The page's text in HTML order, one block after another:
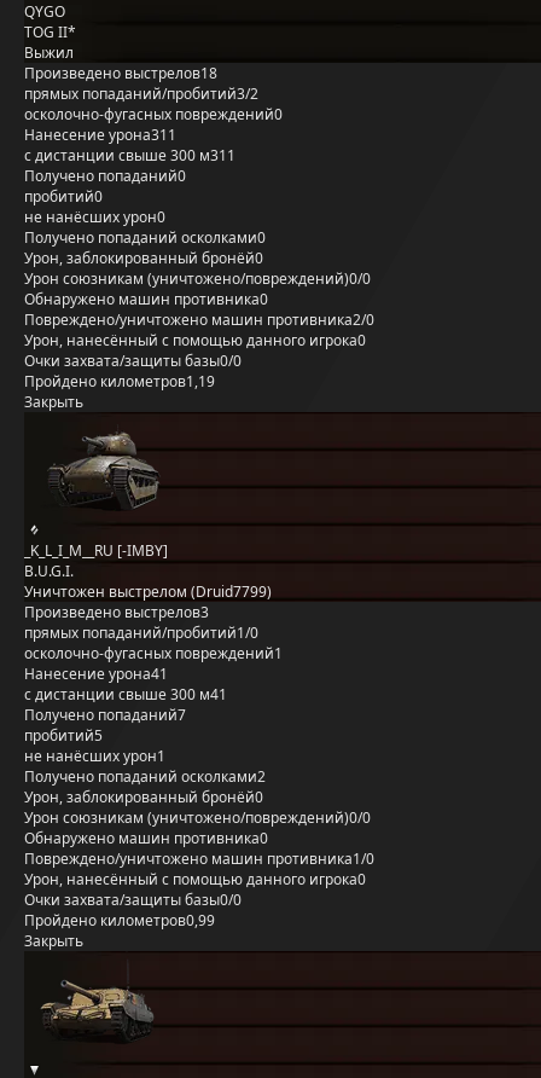
QYGO
TOG II*
Выжил
Произведено выстрелов18
прямых попаданий/пробитий3/2
осколочно-фугасных повреждений0
Нанесение урона311
с дистанции свыше 300 м311
Получено попаданий0
пробитий0
не нанёсших урон0
Получено попаданий осколками0
Урон, заблокированный бронёй0
Урон союзникам (уничтожено/повреждений)0/0
Обнаружено машин противника0
Повреждено/уничтожено машин противника2/0
Урон, нанесённый с помощью данного игрока0
Очки захвата/защиты базы0/0
Пройдено километров1,19
Закрыть
_K_L_I_M__RU [-IMBY]
B.U.G.I.
Уничтожен выстрелом (Druid7799)
Произведено выстрелов3
прямых попаданий/пробитий1/0
осколочно-фугасных повреждений1
Нанесение урона41
с дистанции свыше 300 м41
Получено попаданий7
пробитий5
не нанёсших урон1
Получено попаданий осколками2
Урон, заблокированный бронёй0
Урон союзникам (уничтожено/повреждений)0/0
Обнаружено машин противника0
Повреждено/уничтожено машин противника1/0
Урон, нанесённый с помощью данного игрока0
Очки захвата/защиты базы0/0
Пройдено километров0,99
Закрыть